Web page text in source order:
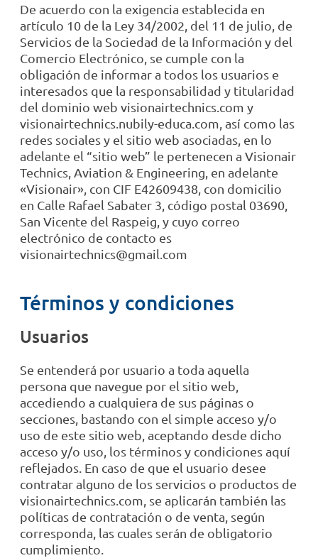
De acuerdo con la exigencia establecida en
artículo 10 de la Ley 34/2002, del 11 de julio, de
Servicios de la Sociedad de la Información y del
Comercio Electrónico, se cumple con la
obligación de informar a todos los usuarios e
interesados que la responsabilidad y titularidad
del dominio web visionairtechnics.com y
visionairtechnics.nubily-educa.com, así como las
redes sociales y el sitio web asociadas, en lo
adelante el “sitio web” le pertenecen a Visionair
Technics, Aviation & Engineering, en adelante
«Visionair», con CIF E42609438, con domicilio
en Calle Rafael Sabater 3, código postal 03690,
San Vicente del Raspeig, y cuyo correo
electrónico de contacto es
visionairtechnics@gmail.com
Términos y condiciones
Usuarios
Se entenderá por usuario a toda aquella
persona que navegue por el sitio web,
accediendo a cualquiera de sus páginas o
secciones, bastando con el simple acceso y/o
uso de este sitio web, aceptando desde dicho
acceso y/o uso, los términos y condiciones aquí
reflejados. En caso de que el usuario desee
contratar alguno de los servicios o productos de
visionairtechnics.com, se aplicarán también las
políticas de contratación o de venta, según
corresponda, las cuales serán de obligatorio
cumplimiento.